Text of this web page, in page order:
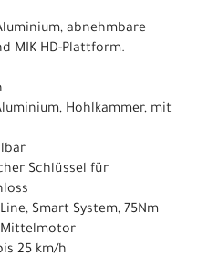
abnehmbare
MIK HD-Plattform.
Hohlkammer, mit
Schlüssel für
Smart System, 75Nm
25 km/h